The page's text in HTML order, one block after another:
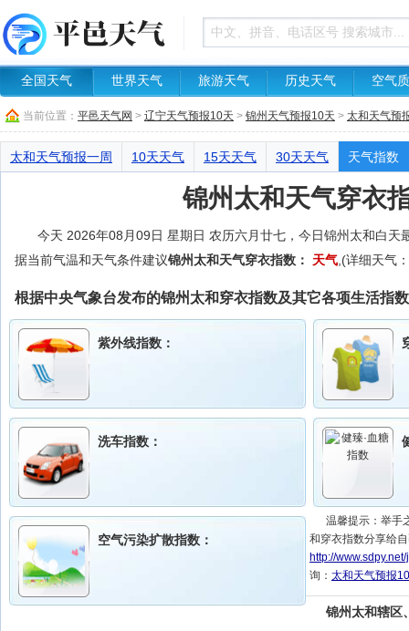
全国天气 世界天气 旅游天气 历史天气 空气
当前位置： 平邑天气网 > 辽宁天气预报10天 > 锦州天气预报10天 > 太和天气预
太和天气预报一周 10天天气 15天天气 30天天气 天气指数
锦州太和天气穿衣
今天 2026年08月09日 星期日 农历六月廿七，今日锦州太和白
据当前气温和天气条件建议锦州太和天气穿衣指数： 天气 ,(详细天气：
根据中央气象台发布的锦州太和穿衣指数及其它各项生活指
紫外线指数：
洗车指数：
空气污染扩散指数：
温馨提示：举手
和穿衣指数分享给
http://
询： 太和天气预报
锦州太和辖区